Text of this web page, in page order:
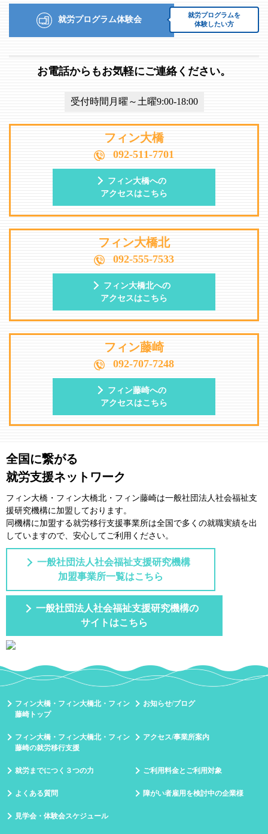
就労プログラムを
体験したい方
就労プログラム体験会
お電話からもお気軽にご連絡ください。
受付時間月曜～土曜9:00-18:00
フィン大橋
092-511-7701
フィン大橋への
アクセスはこちら
フィン大橋北
092-555-7533
フィン大橋北への
アクセスはこちら
フィン藤崎
092-707-7248
フィン藤崎への
アクセスはこちら
全国に繋がる
就労支援ネットワーク
フィン大橋・フィン大橋北・フィン藤崎は一般社団法⼈社会福祉⽀
援研究機構に加盟しております。
同機構に加盟する就労移⾏⽀援事業所は全国で多くの就職実績を出
していますので、安⼼してご利⽤ください。
一般社団法人社会福祉支援研究機構
加盟事業所一覧はこちら
一般社団法人社会福祉支援研究機構の
サイトはこちら
フィン大橋・フィン大橋北・フィン
藤崎トップ
お知らせ/ブログ
フィン大橋・フィン大橋北・フィン
藤崎の就労移行支援
アクセス/事業所案内
就労までにつく３つの力 ご利用料金とご利用対象
よくある質問 障がい者雇用を検討中の企業様
見学会・体験会スケジュール